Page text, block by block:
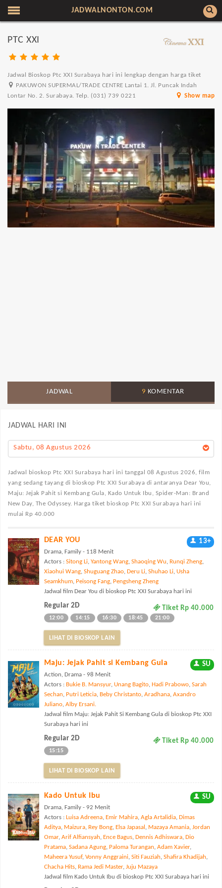
JADWALNONTON.COM
PTC XXI
Jadwal Bioskop Ptc XXI Surabaya hari ini lengkap dengan harga tiket
PAKUWON SUPERMAL/TRADE CENTRE Lantai 1. Jl. Puncak Indah
Lontar No. 2. Surabaya. Telp. (031) 739 0221
Show map
JADWAL 9 KOMENTAR
JADWAL HARI INI
Sabtu, 08 Agustus 2026
Jadwal bioskop Ptc XXI Surabaya hari ini tanggal 08 Agustus 2026, film
yang sedang tayang di bioskop Ptc XXI Surabaya di antaranya Dear You,
Maju: Jejak Pahit si Kembang Gula, Kado Untuk Ibu, Spider-Man: Brand
New Day, The Odyssey. Harga tiket bioskop Ptc XXI Surabaya hari ini
mulai Rp 40.000
DEAR YOU 13+
Drama, Family - 118 Menit
Actors : Sitong Li, Yantong Wang, Shaoqing Wu, Runqi Zheng,
Xiaohui Wang, Shuguang Zhao, Deru Li, Shuhao Li, Usha
Seamkhum, Peisong Fang, Pengsheng Zheng
Jadwal film Dear You di bioskop Ptc XXI Surabaya hari ini
Regular 2D Tiket Rp 40.000
12:00 14:15 16:30 18:45 21:00
LIHAT DI BIOSKOP LAIN
Maju: Jejak Pahit si Kembang Gula SU
Action, Drama - 98 Menit
Actors : Bukie B. Mansyur, Unang Bagito, Hadi Prabowo, Sarah
Sechan, Putri Leticia, Beby Christanto, Aradhana, Axandro
Juliano, Alby Ersani.
Jadwal film Maju: Jejak Pahit Si Kembang Gula di bioskop Ptc XXI
Surabaya hari ini
Regular 2D Tiket Rp 40.000
15:15
LIHAT DI BIOSKOP LAIN
Kado Untuk Ibu SU
Drama, Family - 92 Menit
Actors : Luisa Adreena, Emir Mahira, Agla Artalidia, Dimas
Aditya, Maizura, Rey Bong, Elsa Japasal , Mazaya Amania, Jordan
Omar, Arif Alfiansyah, Ence Bagus, Dennis Adhiswara, Dio
Pratama, Sadana Agung, Paloma Turangan, Adam Xavier,
Maheera Yusuf, Vonny Anggraini, Siti Fauziah, Shafira Khadijah,
Chacha Hits, Rama Jedi Master, Juju Mazaya
Jadwal film Kado Untuk Ibu di bioskop Ptc XXI Surabaya hari ini